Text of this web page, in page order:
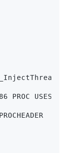
PROC USES